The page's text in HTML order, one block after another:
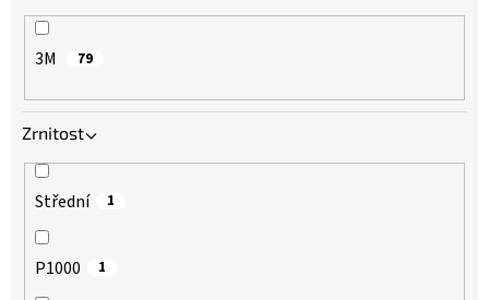
3M 79
Zrnitost
Střední 1
P1000 1